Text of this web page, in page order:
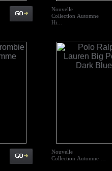
Nouvelle
Collection Automne
Hi…
Nouvelle
Collection Automne …